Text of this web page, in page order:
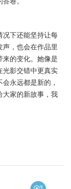
下还能坚持让每
，也会在作品里
的变化。她像是
光影交错中更真实
永远都是新的，
大家的新故事，我